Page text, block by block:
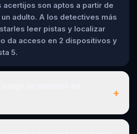
acertijos son aptos a partir de
un adulto. A los detectives más
leer pistas y localizar
da acceso en 2 dispositivos y
5.
+